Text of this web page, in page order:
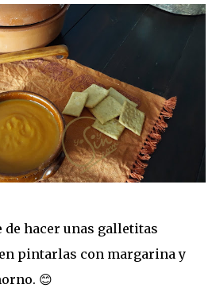
de hacer unas galletitas
pintarlas con margarina y
😊